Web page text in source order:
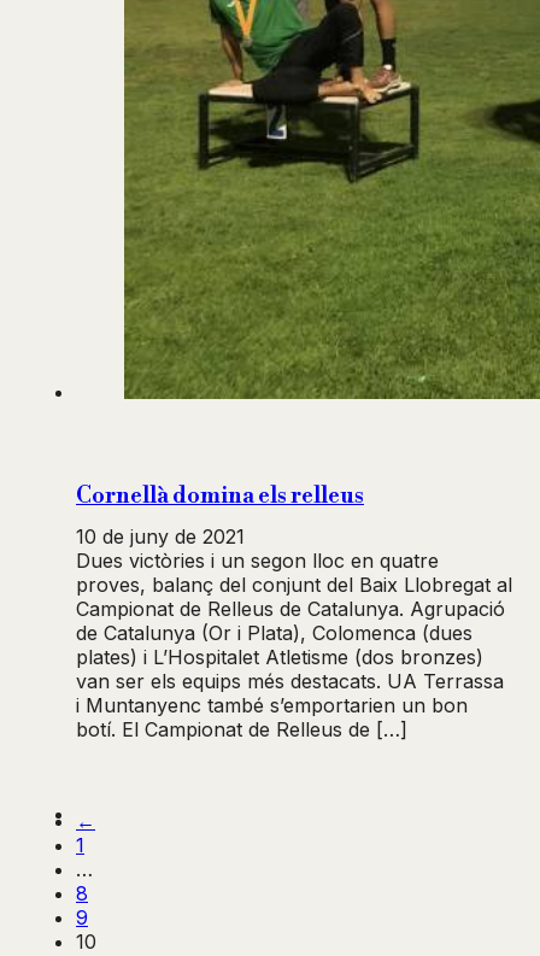
Cornellà domina els relleus
10 de juny de 2021
Dues victòries i un segon lloc en quatre
proves, balanç del conjunt del Baix Llobregat al
Campionat de Relleus de Catalunya. Agrupació
de Catalunya (Or i Plata), Colomenca (dues
plates) i L’Hospitalet Atletisme (dos bronzes)
van ser els equips més destacats. UA Terrassa
i Muntanyenc també s’emportarien un bon
botí. El Campionat de Relleus de […]
←
1
…
8
9
10